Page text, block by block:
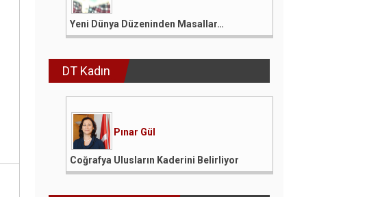
Yeni Dünya Düzeninden Masallar…
DT Kadın
Pınar Gül
Coğrafya Ulusların Kaderini Belirliyor